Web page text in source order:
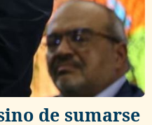
de sumarse